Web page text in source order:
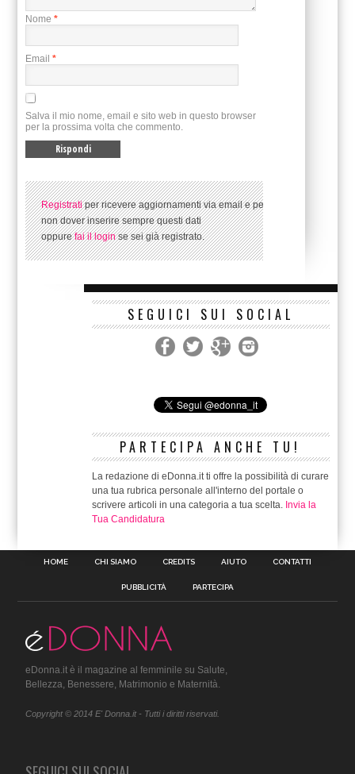
Nome *
Email *
Salva il mio nome, email e sito web in questo browser
per la prossima volta che commento.
Registratiper ricevere aggiornamenti via email e per
non dover inserire sempre questi dati
oppurefai il loginse sei già registrato.
SEGUICI SUI SOCIAL
PARTECIPA ANCHE TU!
La redazione di eDonna.it ti offre la possibilità di curare
una tua rubrica personale all'interno del portale o
scrivere articoli in una categoria a tua scelta. Invia la
Tua Candidatura
HOME CHI SIAMO CREDITS AIUTO CONTATTI
PUBBLICITÀ PARTECIPA
eDonna.it è il magazine al femminile su Salute,
Bellezza, Benessere, Matrimonio e Maternità.
Copyright © 2014 E' Donna.it - Tutti i diritti riservati.